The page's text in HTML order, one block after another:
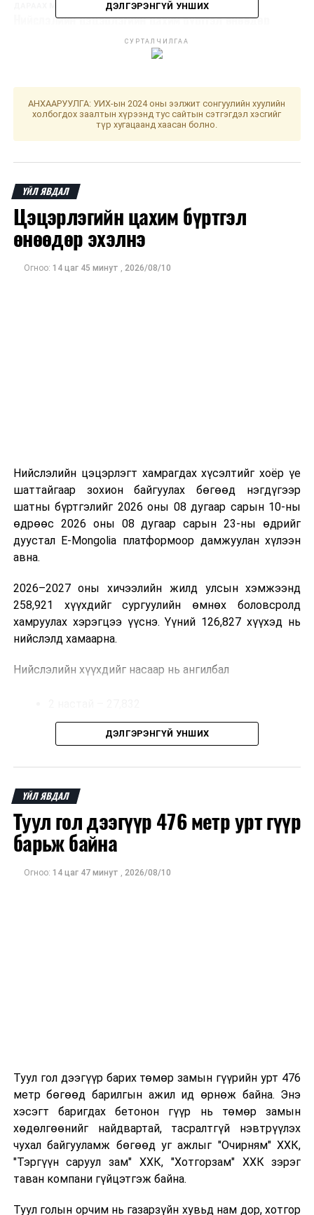
Нийслэлийн цэцэрлэгийн цахим бүртгэл өнөөдөр
ДЭЛГЭРЭНГҮЙ УНШИХ
СУРТАЛЧИЛГАА
АНХААРУУЛГА: УИХ-ын 2024 оны ээлжит сонгуулийн хуулийн
холбогдох заалтын хүрээнд тус сайтын сэтгэгдэл хэсгийг
түр хугацаанд хаасан болно.
ҮЙЛ ЯВДАЛ
Цэцэрлэгийн цахим бүртгэл
өнөөдөр эхэлнэ
Огноо: 14 цаг 45 минут , 2026/08/10
Нийслэлийн цэцэрлэгт хамрагдах хүсэлтийг хоёр үе
шаттайгаар зохион байгуулах бөгөөд нэгдүгээр
шатны бүртгэлийг 2026 оны 08 дугаар сарын 10-ны
өдрөөс 2026 оны 08 дугаар сарын 23-ны өдрийг
дуустал E-Mongolia платформоор дамжуулан хүлээн
авна.
2026–2027 оны хичээлийн жилд улсын хэмжээнд
258,921 хүүхдийг сургуулийн өмнөх боловсролд
хамруулах хэрэгцээ үүснэ. Үүний 126,827 хүүхэд нь
нийслэлд хамаарна.
Нийслэлийн хүүхдийг насаар нь ангилбал
3 настай – 31,303
Иргэд хүүхдээ цэцэрлэгт хамруулах үйлчилгээг
авахдаа дараах зүйлсийг анхаарна уу.
Өөрийн болон хүүхдийнхээ хаягийн бүртгэл,
ДЭЛГЭРЭНГҮЙ УНШИХ
ҮЙЛ ЯВДАЛ
Туул гол дээгүүр 476 метр урт гүүр
барьж байна
Огноо: 14 цаг 47 минут , 2026/08/10
Туул гол дээгүүр барих төмөр замын гүүрийн урт 476
метр бөгөөд барилгын ажил ид өрнөж байна. Энэ
хэсэгт баригдах бетонон гүүр нь төмөр замын
хөдөлгөөнийг найдвартай, тасралтгүй нэвтрүүлэх
чухал байгууламж бөгөөд уг ажлыг "Очирням" ХХК,
"Тэргүүн саруул зам" ХХК, "Хотгорзам" ХХК зэрэг
таван компани гүйцэтгэж байна.
Туул голын орчим нь газарзүйн хувьд нам дор, хотгор